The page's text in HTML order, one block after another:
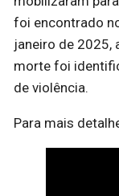
foi encontrado
janeiro de 2025,
morte foi
de violência.
Para mais